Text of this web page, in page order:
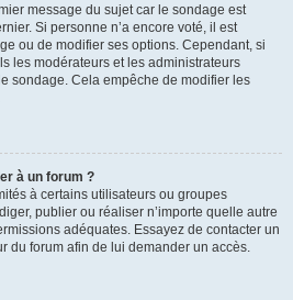
message du sujet car le sondage est
Si personne n’a encore voté, il est
ou de modifier ses options. Cependant, si
les modérateurs et les administrateurs
sondage. Cela empêche de modifier les
à un forum ?
à certains utilisateurs ou groupes
publier ou réaliser n’importe quelle autre
adéquates. Essayez de contacter un
du forum afin de lui demander un accès.